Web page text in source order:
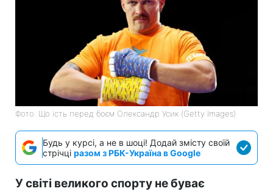
Фото: Що їсть перед боєм Олександр Усик (Getty Images)
Будь у курсі, а не в шоці! Додай змісту своїй
стрічці разом з РБК-Україна в Google
У світі великого спорту не буває